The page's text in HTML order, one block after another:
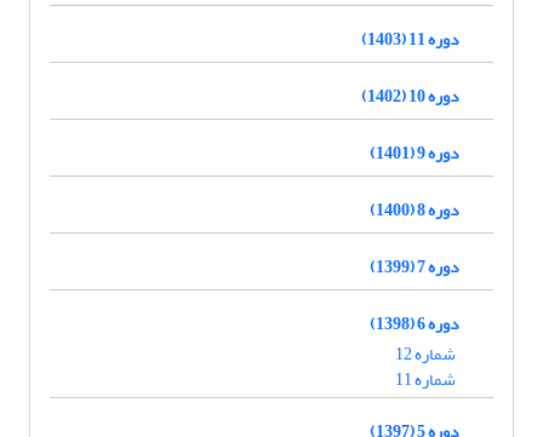
دوره 11 (1403)
دوره 10 (1402)
دوره 9 (1401)
دوره 8 (1400)
دوره 7 (1399)
دوره 6 (1398)
شماره 12
شماره 11